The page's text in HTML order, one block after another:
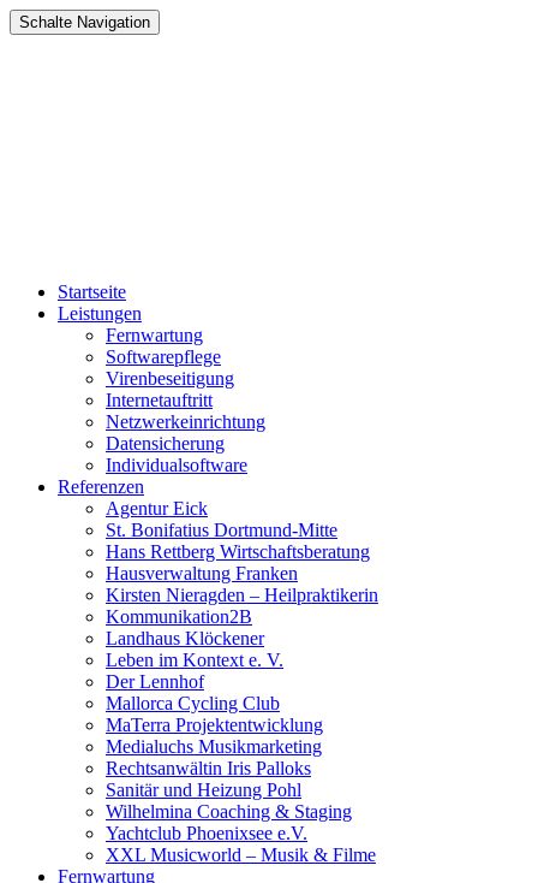
Schalte Navigation
Zum
Inhalt
Startseite
Leistungen
Fernwartung
Softwarepflege
Virenbeseitigung
Internetauftritt
Netzwerkeinrichtung
Datensicherung
Individualsoftware
Referenzen
Agentur Eick
St. Bonifatius Dortmund-Mitte
Hans Rettberg Wirtschaftsberatung
Hausverwaltung Franken
Kirsten Nieragden – Heilpraktikerin
Kommunikation2B
Landhaus Klöckener
Leben im Kontext e. V.
Der Lennhof
Mallorca Cycling Club
MaTerra Projektentwicklung
Medialuchs Musikmarketing
Rechtsanwältin Iris Palloks
Sanitär und Heizung Pohl
Wilhelmina Coaching & Staging
Yachtclub Phoenixsee e.V.
XXL Musicworld – Musik & Filme
Fernwartung